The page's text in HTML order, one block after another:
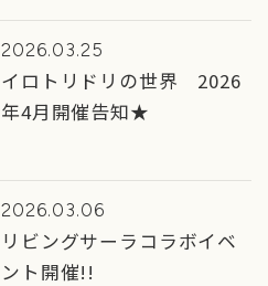
ッパデザインコレクション
～ 開催のお知らせ
2026.03.25
イロトリドリの世界 2026
年4月開催告知★
2026.03.06
リビングサーラコラボイベ
ント開催!!